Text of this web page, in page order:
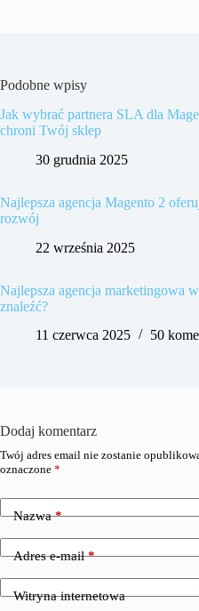
Podobne wpisy
Jak wybrać partnera SLA dla
chroni Twój sklep
30 grudnia 2025
Najlepsza agencja Magento 2
rozwój
22 września 2025
Najlepsza agencja marketingowa
znaleźć?
11 czerwca 2025
50
Dodaj komentarz
Twój adres email nie zostanie
oznaczone *
Nazwa*
Adres e-mail*
Witryna internetowa